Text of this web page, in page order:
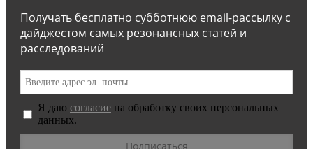
Получать бесплатно субботнюю email-рассылку с
дайджестом самых резонансных статей и
расследований
Я даю согласие на обработку своих персональных
данных.